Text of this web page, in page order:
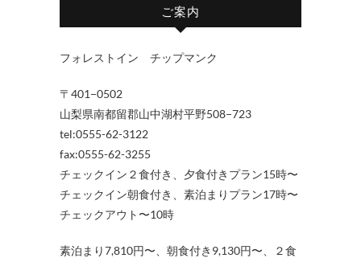
ご案内
フォレストイン チップマンク
〒401−0502
山梨県南都留郡山中湖村平野508−723
tel:0555-62-3122
fax:0555-62-3255
チェックイン２食付き、夕食付きプラン15時〜
チェックイン朝食付き、素泊まりプラン17時〜
チェックアウト〜10時
素泊まり7,810円〜、朝食付き9,130円〜、２食